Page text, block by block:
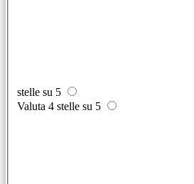
stelle su 5
Valuta 4 stelle su 5